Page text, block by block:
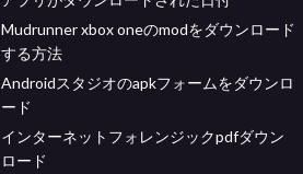
Mudrunner xbox oneのmodをダウンロード
する方法
Androidスタジオのapkフォームをダウンロ
ード
インターネットフォレンジックpdfダウン
ロード